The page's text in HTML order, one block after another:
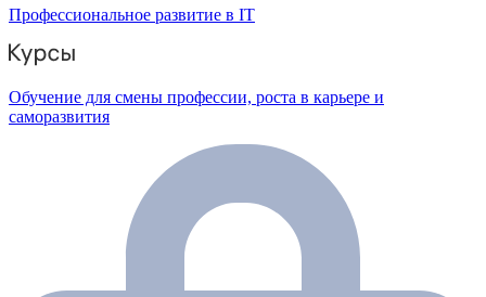
Профессиональное развитие в IT
Обучение для смены профессии, роста в карьере и
саморазвития